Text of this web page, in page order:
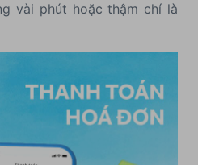
vài phút hoặc thậm chí là